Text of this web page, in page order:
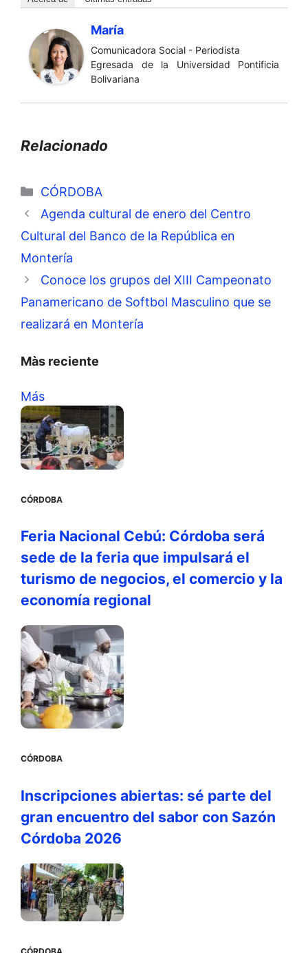
María
Comunicadora Social - Periodista
Egresada de la Universidad Pontificia
Bolivariana
Relacionado
Categorías
CÓRDOBA
Agenda cultural de enero del Centro
Cultural del Banco de la República en
Montería
Conoce los grupos del XIII Campeonato
Panamericano de Softbol Masculino que se
realizará en Montería
Màs reciente
Más
CÓRDOBA
Feria Nacional Cebú: Córdoba será
sede de la feria que impulsará el
turismo de negocios, el comercio y la
economía regional
CÓRDOBA
Inscripciones abiertas: sé parte del
gran encuentro del sabor con Sazón
Córdoba 2026